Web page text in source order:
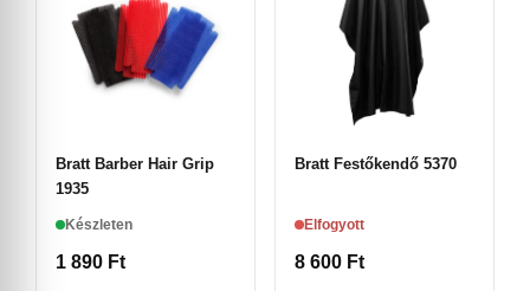
Bratt Barber Hair Grip
1935
Készleten
1 890 Ft
Bratt Festőkendő 5370
Elfogyott
8 600 Ft